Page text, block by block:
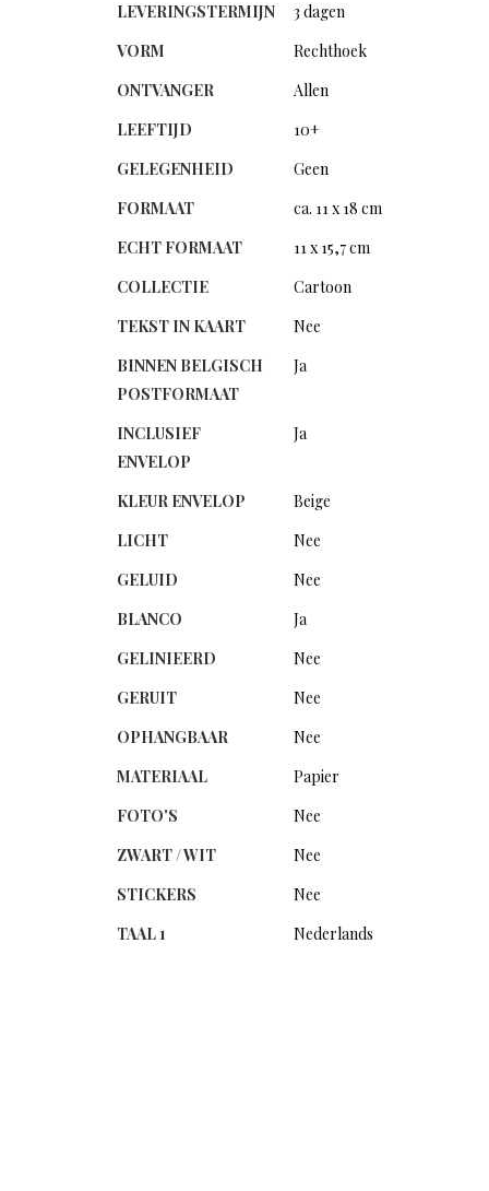
LEVERINGSTERMIJN
3 dagen
VORM
Rechthoek
ONTVANGER
Allen
LEEFTIJD
10+
GELEGENHEID
Geen
FORMAAT
ca. 11 x 18 cm
ECHT FORMAAT
11 x 15,7 cm
COLLECTIE
Cartoon
TEKST IN KAART
Nee
BINNEN BELGISCH
POSTFORMAAT
Ja
INCLUSIEF
ENVELOP
Ja
KLEUR ENVELOP
Beige
LICHT
Nee
GELUID
Nee
BLANCO
Ja
GELINIEERD
Nee
GERUIT
Nee
OPHANGBAAR
Nee
MATERIAAL
Papier
FOTO'S
Nee
ZWART / WIT
Nee
STICKERS
Nee
TAAL 1
Nederlands